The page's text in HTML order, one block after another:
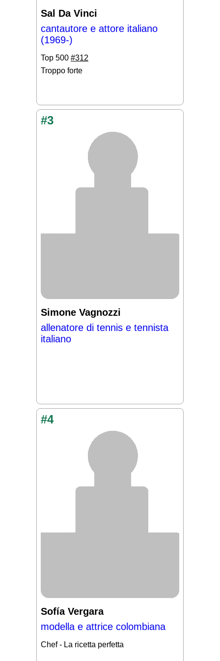
Sal Da Vinci
cantautore e attore italiano
(1969-)
Top 500 #312
Troppo forte
#3
Simone Vagnozzi
allenatore di tennis e tennista
italiano
#4
Sofía Vergara
modella e attrice colombiana
Chef - La ricetta perfetta